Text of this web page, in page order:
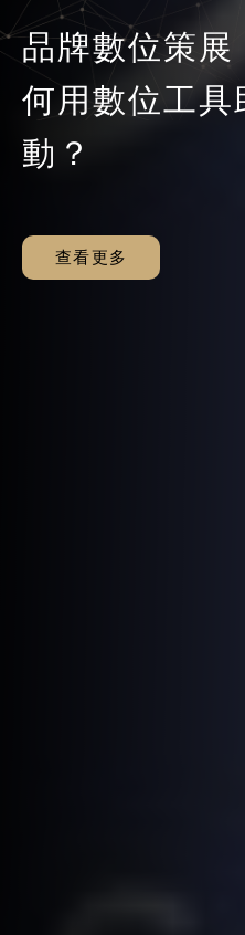
【公告】超
座延期＆票劵
提升
利用AI協作
品牌數位策展
何用數位工具
動？
查看更多
【MarTech
略經營：攻
掌握對手佈局
值
查看更多
【醫美產業沙
客戶決策歷程
銷管道不翻車
查看更多
【
營全攻略】找
高效術（商務
查看更多
【MarTech
必修：掌握
行銷策略，搶
行首位！
查看更多
【數位沙龍
第一步，品
【
座】B2B 跨
【公告】超
座延期＆票劵
提升
利用AI協作